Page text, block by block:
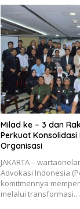
Milad ke – 3 dan
Perkuat
Organisasi
JAKARTA –
Advokasi Indonesia
komitmennya
melalui transformasi…